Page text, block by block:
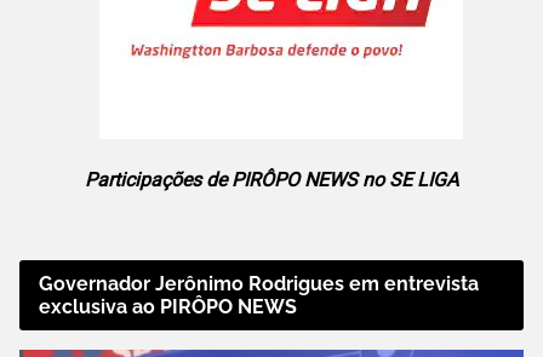
Participações de PIRÔPO NEWS no SE LIGA
Governador Jerônimo Rodrigues em entrevista
exclusiva ao PIRÔPO NEWS